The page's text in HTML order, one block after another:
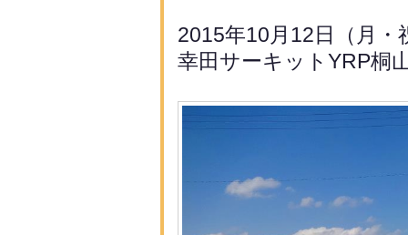
2015年10月12日（月
幸田サーキットYRP桐